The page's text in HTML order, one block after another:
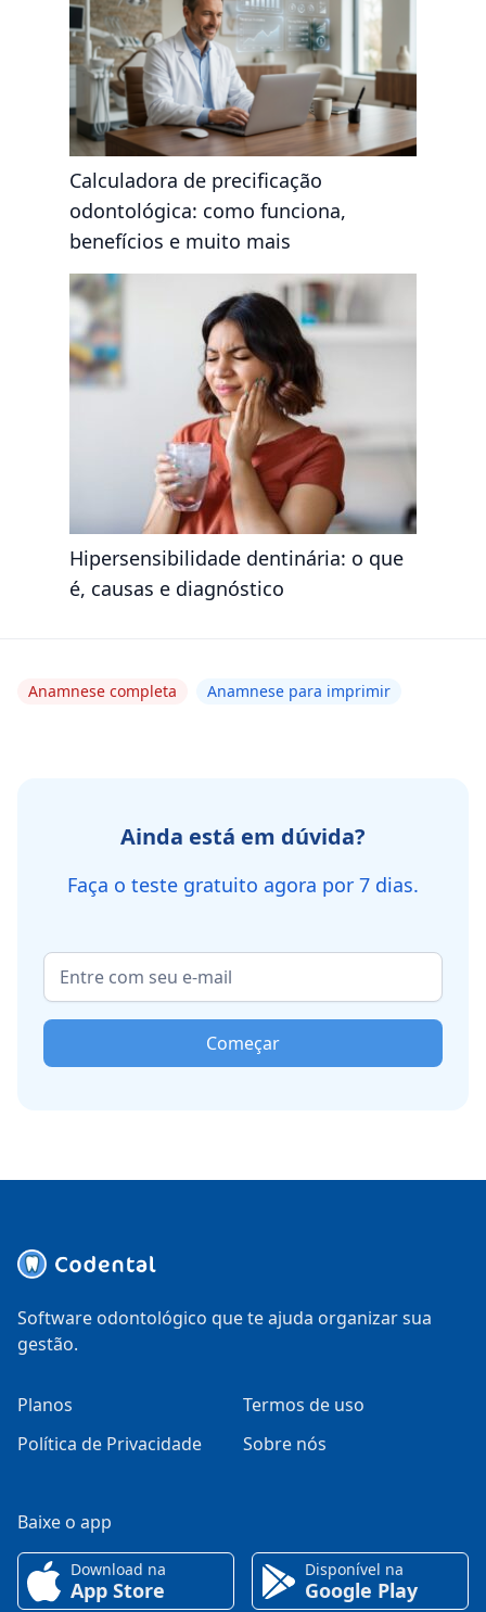
Calculadora de precificação
odontológica: como funciona,
benefícios e muito mais
Hipersensibilidade dentinária: o que
é, causas e diagnóstico
Anamnese completa Anamnese para imprimir
Ainda está em dúvida?
Faça o teste gratuito agora por 7 dias.
Começar
Software odontológico que te ajuda organizar sua
gestão.
Planos
Termos de uso
Política de Privacidade
Sobre nós
Baixe o app
Download na
App Store
Disponível na
Google Play